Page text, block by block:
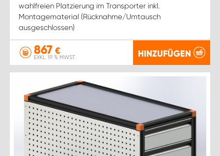
wahlfreien Platzierung im Transporter inkl.
Montagematerial (Rücknahme/Umtausch
ausgeschlossen)
867 €
EXKL. 19 % MWST. HINZUFÜGEN